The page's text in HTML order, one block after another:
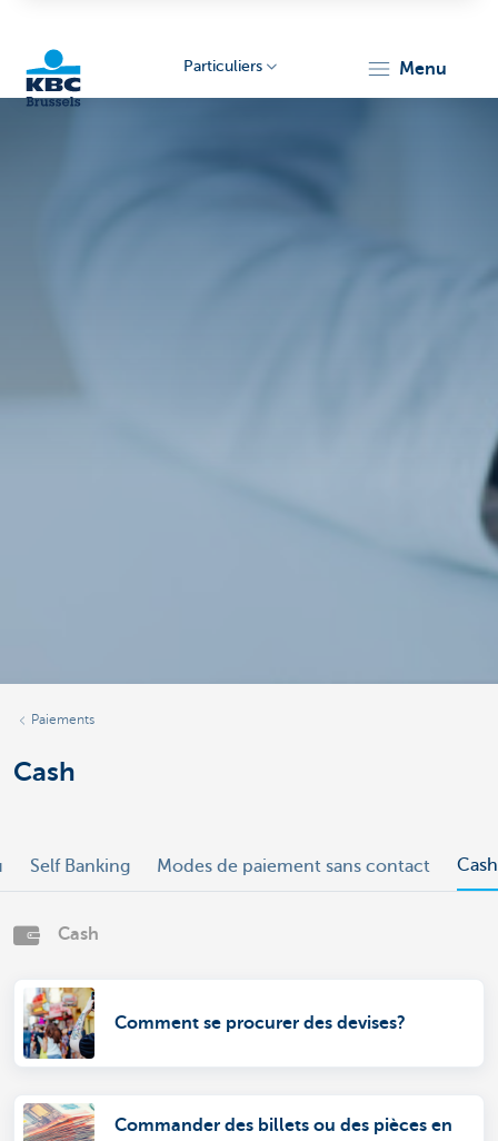
Particuliers menu
Paiements
Cash
Self Banking Modes de paiement sans contact Cash
Cash
Comment se procurer des devises?
Commander des billets ou des pièces en